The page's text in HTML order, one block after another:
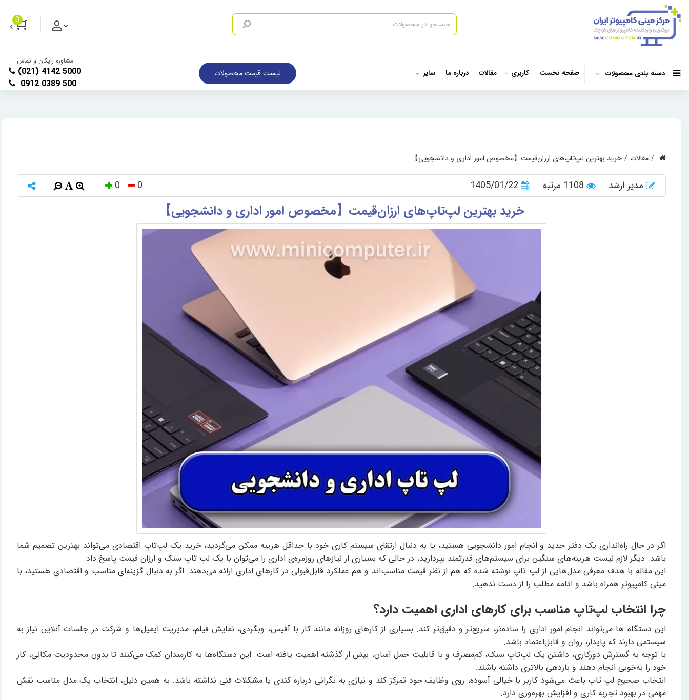
0
دسته بندی محصولات صفحه نخست کاربری مقالات درباره ما سایر لیست قیمت محصولات
مشاوره رایگان و تماس
(021) 4142 5000
0912 0389 500
مقالات خرید بهترین لپ‌تاپ‌های ارزان‌قیمت【مخصوص امور اداری و دانشجویی】
مدیر ارشد 1108 مرتبه 1405/01/22
0
0
خرید بهترین لپ‌تاپ‌های ارزان‌قیمت【مخصوص امور اداری و دانشجویی】
اگر در حال راه‌اندازی یک دفتر جدید و انجام امور دانشجویی هستید، یا به دنبال ارتقای سیستم کاری خود با حداقل هزینه ممکن می‌گردید، خرید یک لپ‌تاپ اقتصادی می‌تواند بهترین تصمیم شما
باشد. دیگر لازم نیست هزینه‌های سنگین برای سیستم‌های قدرتمند بپردازید، در حالی که بسیاری از نیازهای روزمره‌ی اداری را می‌توان با یک لپ تاپ سبک و ارزان قیمت پاسخ داد.
این مقاله با هدف معرفی مدل‌هایی از لپ تاپ نوشته شده که هم از نظر قیمت مناسب‌اند و هم عملکرد قابل‌قبولی در کارهای اداری ارائه می‌دهند. اگر به دنبال گزینه‌ای مناسب و اقتصادی هستید، با
مینی کامپیوتر همراه باشد و ادامه مطلب را از دست ندهید.
چرا انتخاب لپ‌تاپ مناسب برای کارهای اداری اهمیت دارد؟
این دستگاه ها می‌تواند انجام امور اداری را ساده‌تر، سریع‌تر و دقیق‌تر کند. بسیاری از کارهای روزانه مانند کار با آفیس، وبگردی، نمایش فیلم، مدیریت ایمیل‌ها و شرکت در جلسات آنلاین نیاز به
سیستمی دارند که پایدار، روان و قابل‌اعتماد باشد.
با توجه به گسترش دورکاری، داشتن یک لپ‌تاپ سبک، کم‌مصرف و با قابلیت حمل آسان، بیش از گذشته اهمیت یافته است. این دستگاه‌ها به کارمندان کمک می‌کنند تا بدون محدودیت مکانی، کار
خود را به‌خوبی انجام دهند و بازدهی بالاتری داشته باشند.
انتخاب صحیح لپ تاپ باعث می‌شود کاربر با خیالی آسوده، روی وظایف خود تمرکز کند و نیازی به نگرانی درباره کندی یا مشکلات فنی نداشته باشد. به همین دلیل، انتخاب یک مدل مناسب نقش
مهمی در بهبود تجربه کاری و افزایش بهره‌وری دارد.